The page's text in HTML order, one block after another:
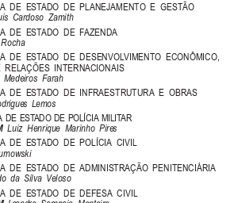
DE  ESTADO  DE  PLANEJAMENTO  E  GESTÃO
Cardoso  Zamith
DE  ESTADO  DE  FAZENDA
DE  ESTADO  DE  DESENVOLVIMENTO  ECONÔMICO,
RELAÇÕES  INTERNACIONAIS
Medeiros  Farah
DE  ESTADO  DE  INFRAESTRUTURA  E  OBRAS
Lemos
DE ESTADO DE POLÍCIA MILITAR
Luiz  Henrique  Marinho  Pires
DE  ESTADO  DE  POLÍCIA  CIVIL
DE  ESTADO  DE  ADMINISTRAÇÃO  PENITENCIÁRIA
da  Silva  Veloso
DE  ESTADO  DE  DEFESA  CIVIL